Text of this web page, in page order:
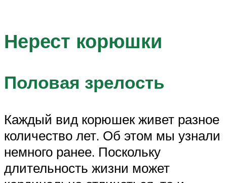
Нерест корюшки
Половая зрелость
Каждый вид корюшек живет разное
количество лет. Об этом мы узнали
немного ранее. Поскольку
длительность жизни может